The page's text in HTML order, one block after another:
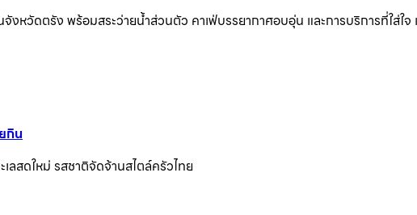
ดตรัง พร้อมสระว่ายน้ำส่วนตัว คาเฟ่บรรยากาศอบอุ่น และการบริการที่ใส่ใจ
กิน
ลสดใหม่ รสชาติจัดจ้านสไตล์ครัวไทย